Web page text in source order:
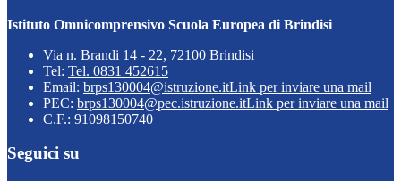
Istituto Omnicomprensivo Scuola Europea di Brindisi
Via n. Brandi 14 - 22, 72100 Brindisi
Tel: Tel. 0831 452615
Email: brps130004@istruzione.itLink per inviare una mail
PEC: brps130004@pec.istruzione.itLink per inviare una mail
C.F.: 91098150740
Seguici su